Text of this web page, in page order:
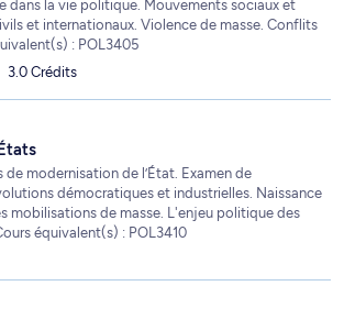
dans la vie politique. Mouvements sociaux et
et internationaux. Violence de masse. Conflits
: POL3405
3.0 Crédits
de modernisation de l’État. Examen de
démocratiques et industrielles. Naissance
mobilisations de masse. L'enjeu politique des
équivalent(s) : POL3410